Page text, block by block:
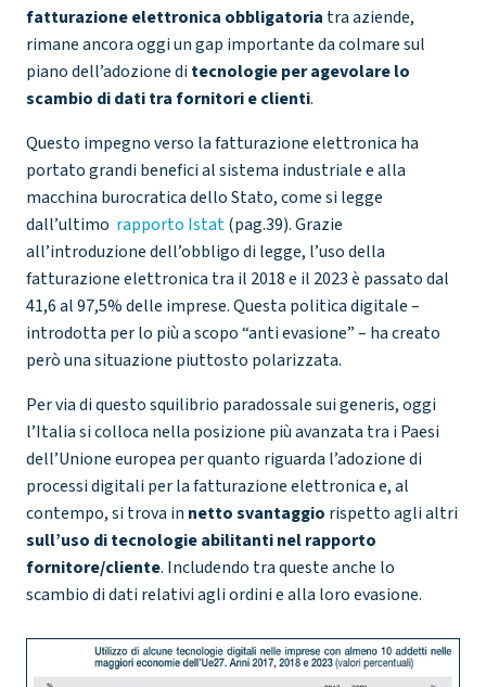
fatturazione elettronica obbligatoria tra aziende,
rimane ancora oggi un gap importante da colmare sul
piano dell’adozione di tecnologie per agevolare lo
scambio di dati tra fornitori e clienti.
Questo impegno verso la fatturazione elettronica ha
portato grandi benefici al sistema industriale e alla
macchina burocratica dello Stato, come si legge
dall’ultimo rapporto Istat(pag.39). Grazie
all’introduzione dell’obbligo di legge, l’uso della
fatturazione elettronica tra il 2018 e il 2023 è passato dal
41,6 al 97,5% delle imprese. Questa politica digitale –
introdotta per lo più a scopo “anti evasione” – ha creato
però una situazione piuttosto polarizzata.
Per via di questo squilibrio paradossale sui generis, oggi
l’Italia si colloca nella posizione più avanzata tra i Paesi
dell’Unione europea per quanto riguarda l’adozione di
processi digitali per la fatturazione elettronica e, al
contempo, si trova in netto svantaggio rispetto agli altri
sull’uso di tecnologie abilitanti nel rapporto
fornitore/cliente. Includendo tra queste anche lo
scambio di dati relativi agli ordini e alla loro evasione.